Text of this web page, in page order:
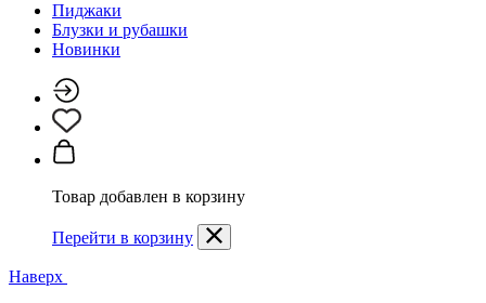
Пиджаки
Блузки и рубашки
Новинки
Товар добавлен в корзину
Перейти в корзину
Наверх